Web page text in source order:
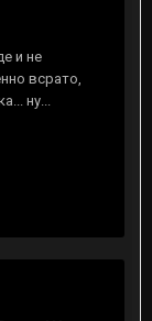
и не
всрато,
ну...